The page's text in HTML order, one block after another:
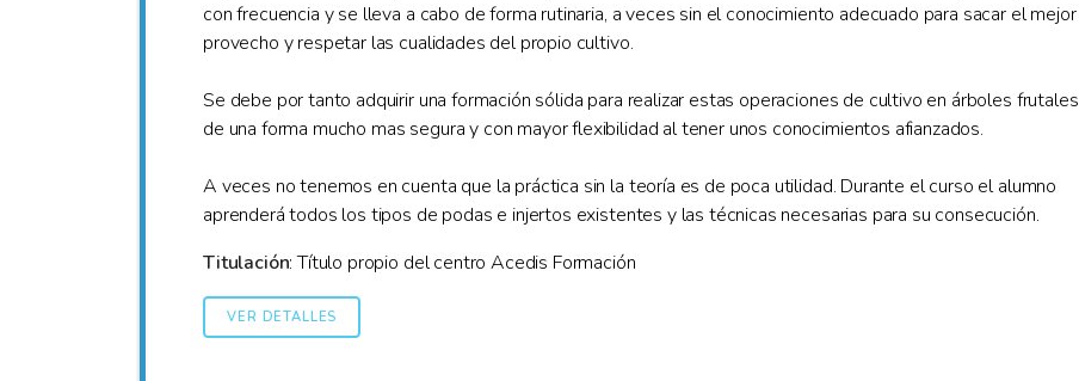
con frecuencia y se lleva a cabo de forma rutinaria, a veces sin el conocimiento adecuado para sacar el mejor
provecho y respetar las cualidades del propio cultivo.
Se debe por tanto adquirir una formación sólida para realizar estas operaciones de cultivo en árboles frutales
de una forma mucho mas segura y con mayor flexibilidad al tener unos conocimientos afianzados.
A veces no tenemos en cuenta que la práctica sin la teoría es de poca utilidad. Durante el curso el alumno
aprenderá todos los tipos de podas e injertos existentes y las técnicas necesarias para su consecución.
Titulación: Título propio del centro Acedis Formación
VER DETALLES